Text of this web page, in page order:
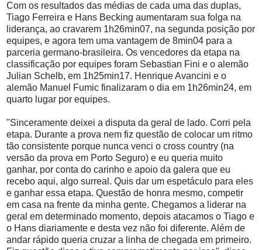
Com os resultados das médias de cada uma das duplas,
Tiago Ferreira e Hans Becking aumentaram sua folga na
liderança, ao cravarem 1h26min07, na segunda posição por
equipes, e agora tem uma vantagem de 8min04 para a
parceria germano-brasileira. Os vencedores da etapa na
classificação por equipes foram Sebastian Fini e o alemão
Julian Schelb, em 1h25min17. Henrique Avancini e o
alemão Manuel Fumic finalizaram o dia em 1h26min24, em
quarto lugar por equipes.
"Sinceramente deixei a disputa da geral de lado. Corri pela
etapa. Durante a prova nem fiz questão de colocar um ritmo
tão consistente porque nunca venci o cross country (na
versão da prova em Porto Seguro) e eu queria muito
ganhar, por conta do carinho e apoio da galera que eu
recebo aqui, algo surreal. Quis dar um espetáculo para eles
e ganhar essa etapa. Questão de honra mesmo, competir
em casa na frente da minha gente. Chegamos a liderar na
geral em determinado momento, depois atacamos o Tiago e
o Hans diariamente e desta vez não foi diferente. Além de
andar rápido queria cruzar a linha de chegada em primeiro.